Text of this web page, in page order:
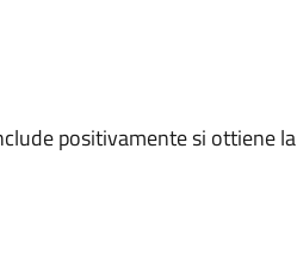
positivamente si ottiene la